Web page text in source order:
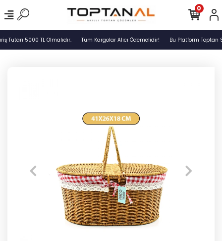
Tutarı 5000 TL Olmalıdır. Tüm Kargolar Alıcı Ödemelidir! Bu Platform Toptan
0